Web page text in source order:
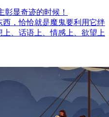
彰显奇迹的时候！
，恰恰就是魔鬼要利用它绊
、话语上、情感上、欲望上